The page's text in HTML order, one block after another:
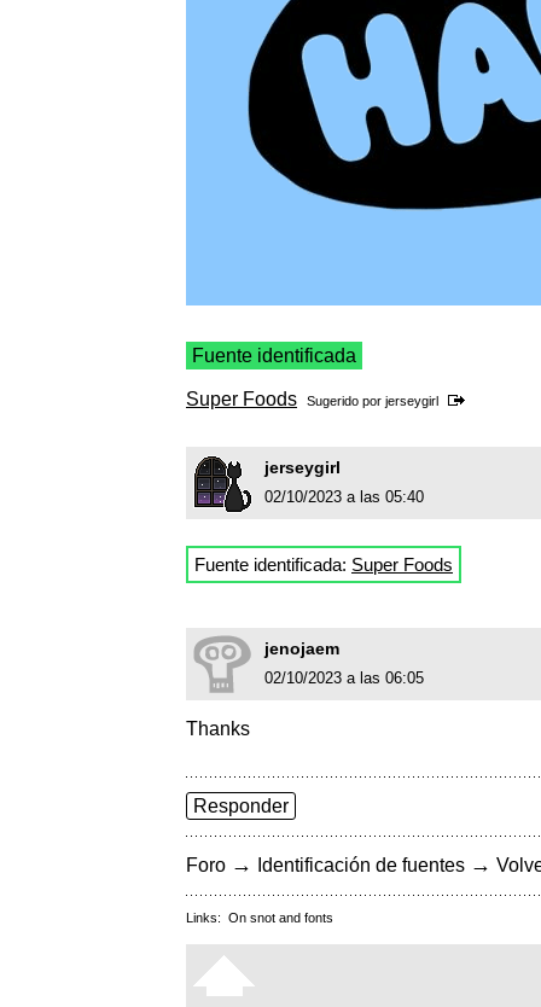
Fuente identificada
Super Foods Sugerido por jerseygirl
jerseygirl
02/10/2023 a las 05:40
Fuente identificada: Super Foods
jenojaem
02/10/2023 a las 06:05
Thanks
Responder
Foro → Identificación de fuentes →
Links: On snot and fonts